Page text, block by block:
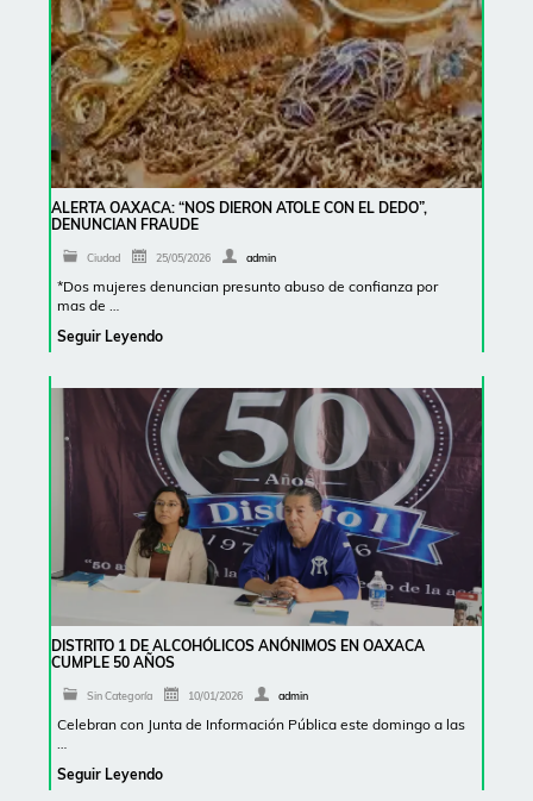
ALERTA OAXACA: “NOS DIERON ATOLE CON EL DEDO”,
DENUNCIAN FRAUDE
Ciudad 25/05/2026 admin
*Dos mujeres denuncian presunto abuso de confianza por
mas de …
Seguir Leyendo
DISTRITO 1 DE ALCOHÓLICOS ANÓNIMOS EN OAXACA
CUMPLE 50 AÑOS
Sin Categoría 10/01/2026 admin
Celebran con Junta de Información Pública este domingo a las
…
Seguir Leyendo